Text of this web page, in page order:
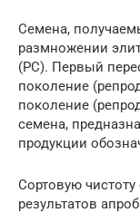
Семена,
размножении
(РС). Первый
поколение
поколение
семена,
продукции
Сортовую
результатов